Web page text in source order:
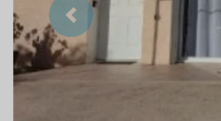
Précedent